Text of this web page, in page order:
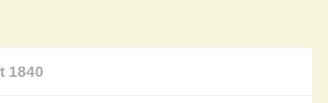
1840